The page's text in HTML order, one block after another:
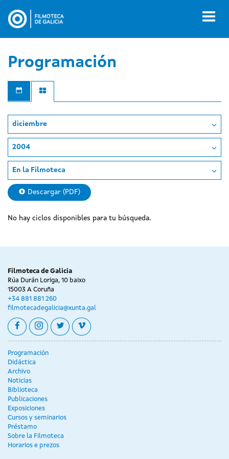
contenido
Programación
diciembre
2004
En la Filmoteca
Descargar (PDF)
No hay ciclos disponibles para tu búsqueda.
Filmoteca de Galicia
Rúa Durán Loriga, 10 baixo
15003 A Coruña
+34 881 881 260
filmotecadegalicia@xunta.gal
facebookinstagram
twittervimeo
Programación
Didáctica
Archivo
Noticias
Biblioteca
Publicaciones
Exposiciones
Cursos y seminarios
Préstamo
Sobre la Filmoteca
Horarios e prezos